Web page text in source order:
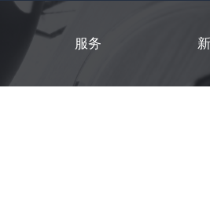
服务